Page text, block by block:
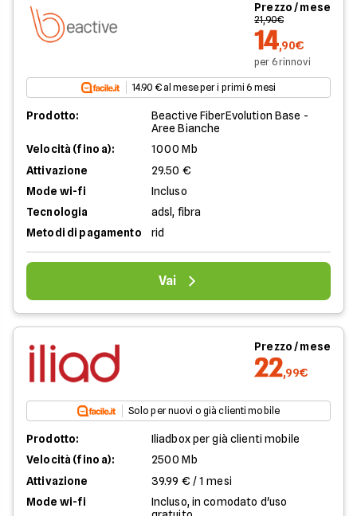
Prezzo / mese
21,90€
14,90€
per 6 rinnovi
14.90 € al mese per i primi 6 mesi
Prodotto:
Beactive FiberEvolution Base -
Aree Bianche
Velocità (fino a):
1000 Mb
Attivazione
29.50 €
Mode wi-fi
Incluso
Tecnologia
adsl, fibra
Metodi di pagamento
rid
Vai
Prezzo / mese
22,99€
Solo per nuovi o già clienti mobile
Prodotto:
Iliadbox per già clienti mobile
Velocità (fino a):
2500 Mb
Attivazione
39.99 € / 1 mesi
Mode wi-fi
Incluso, in comodato d'uso